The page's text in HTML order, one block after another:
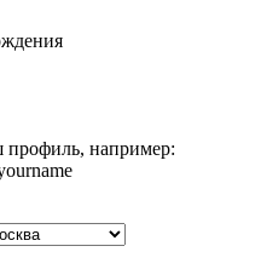
профиль, например: